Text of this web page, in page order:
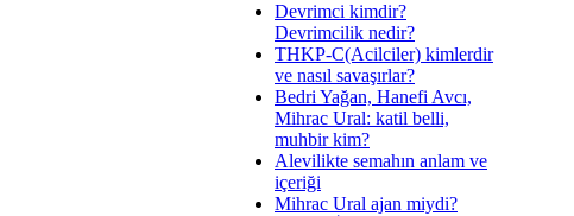
Devrimci kimdir?
Devrimcilik nedir?
THKP-C(Acilciler) kimlerdir
ve nasıl savaşırlar?
Bedri Yağan, Hanefi Avcı,
Mihrac Ural: katil belli,
muhbir kim?
Alevilikte semahın anlam ve
içeriği
Mihrac Ural ajan miydi?